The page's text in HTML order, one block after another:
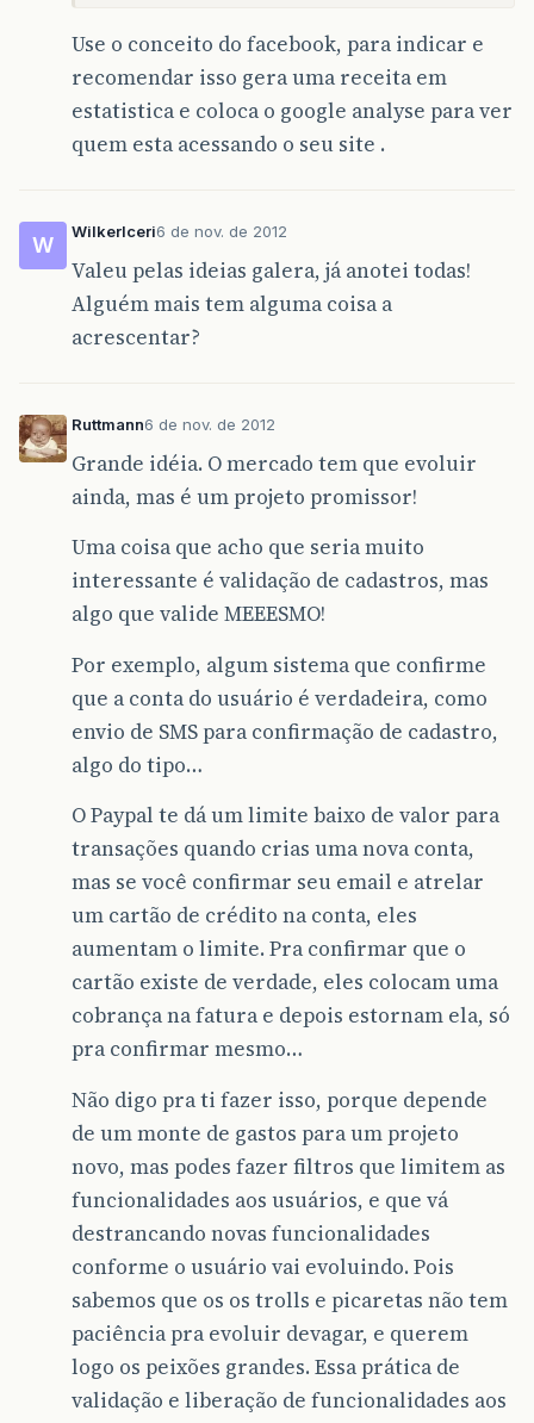
Use o conceito do facebook, para indicar e
recomendar isso gera uma receita em
estatistica e coloca o google analyse para ver
quem esta acessando o seu site .
W
WilkerIceri6 de nov. de 2012
Valeu pelas ideias galera, já anotei todas!
Alguém mais tem alguma coisa a
acrescentar?
Ruttmann6 de nov. de 2012
Grande idéia. O mercado tem que evoluir
ainda, mas é um projeto promissor!
Uma coisa que acho que seria muito
interessante é validação de cadastros, mas
algo que valide MEEESMO!
Por exemplo, algum sistema que confirme
que a conta do usuário é verdadeira, como
envio de SMS para confirmação de cadastro,
algo do tipo…
O Paypal te dá um limite baixo de valor para
transações quando crias uma nova conta,
mas se você confirmar seu email e atrelar
um cartão de crédito na conta, eles
aumentam o limite. Pra confirmar que o
cartão existe de verdade, eles colocam uma
cobrança na fatura e depois estornam ela, só
pra confirmar mesmo…
Não digo pra ti fazer isso, porque depende
de um monte de gastos para um projeto
novo, mas podes fazer filtros que limitem as
funcionalidades aos usuários, e que vá
destrancando novas funcionalidades
conforme o usuário vai evoluindo. Pois
sabemos que os os trolls e picaretas não tem
paciência pra evoluir devagar, e querem
logo os peixões grandes. Essa prática de
validação e liberação de funcionalidades aos